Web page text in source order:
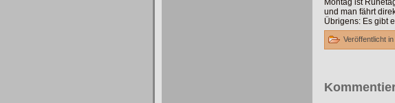
und man fährt
Übrigens: Es gibt
Veröffentlicht in